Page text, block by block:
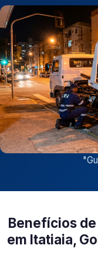
"
Benefícios
em Itatiaia,